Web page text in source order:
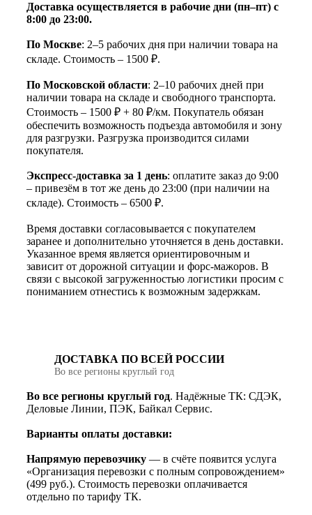
Доставка осуществляется в рабочие дни (пн–пт) с
8:00 до 23:00.
По Москве: 2–5 рабочих дня при наличии товара на
складе. Стоимость – 1500 ₽.
По Московской области: 2–10 рабочих дней при
наличии товара на складе и свободного транспорта.
Стоимость – 1500 ₽ + 80 ₽/км. Покупатель обязан
обеспечить возможность подъезда автомобиля и зону
для разгрузки. Разгрузка производится силами
покупателя.
Экспресс-доставка за 1 день: оплатите заказ до 9:00
– привезём в тот же день до 23:00 (при наличии на
складе). Стоимость – 6500 ₽.
Время доставки согласовывается с покупателем
заранее и дополнительно уточняется в день доставки.
Указанное время является ориентировочным и
зависит от дорожной ситуации и форс-мажоров. В
связи с высокой загруженностью логистики просим с
пониманием отнестись к возможным задержкам.
ДОСТАВКА ПО ВСЕЙ РОССИИ
Во все регионы круглый год
Во все регионы круглый год. Надёжные ТК: СДЭК,
Деловые Линии, ПЭК, Байкал Сервис.
Варианты оплаты доставки:
Напрямую перевозчику — в счёте появится услуга
«Организация перевозки с полным сопровождением»
(499 руб.). Стоимость перевозки оплачивается
отдельно по тарифу ТК.